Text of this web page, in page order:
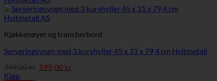
Kjøkkenøyer og trancherbord
Serveringsvogn med 3 kurvhyller 45 x 31 x 79,4 cm Hvitmetall
799,00kr Opprinnelig
599,00 krNåværende
Kjøp